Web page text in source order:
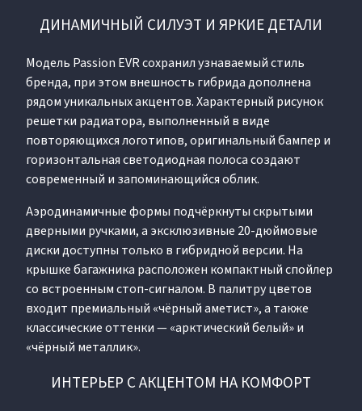
ДИНАМИЧНЫЙ СИЛУЭТ И ЯРКИЕ ДЕТАЛИ
Модель Passion EVR сохранил узнаваемый стиль
бренда, при этом внешность гибрида дополнена
рядом уникальных акцентов. Характерный рисунок
решетки радиатора, выполненный в виде
повторяющихся логотипов, оригинальный бампер и
горизонтальная светодиодная полоса создают
современный и запоминающийся облик.
Аэродинамичные формы подчёркнуты скрытыми
дверными ручками, а эксклюзивные 20-дюймовые
диски доступны только в гибридной версии. На
крышке багажника расположен компактный спойлер
со встроенным стоп-сигналом. В палитру цветов
входит премиальный «чёрный аметист», а также
классические оттенки — «арктический белый» и
«чёрный металлик».
ИНТЕРЬЕР С АКЦЕНТОМ НА КОМФОРТ